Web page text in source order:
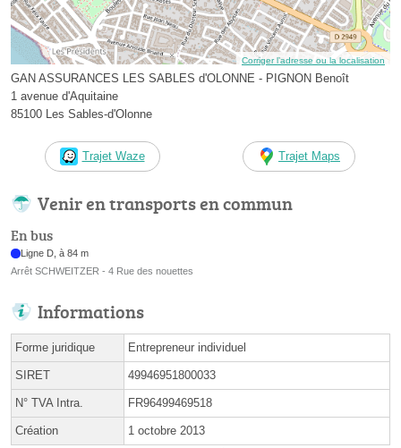
Corriger l’adresse ou la localisation
GAN ASSURANCES LES SABLES d'OLONNE - PIGNON Benoît
1 avenue d'Aquitaine
85100 Les Sables-d'Olonne
Trajet Waze Trajet Maps
Venir en transports en commun
En bus
Ligne D, à 84 m
Arrêt SCHWEITZER - 4 Rue des nouettes
Informations
Forme juridique Entrepreneur individuel
SIRET 49946951800033
N° TVA Intra. FR96499469518
Création 1 octobre 2013